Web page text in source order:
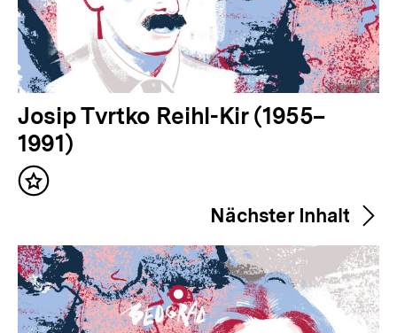
V
o
r
h
r
i
g
Josip Tvrtko Reihl-Kir (1955–
1991)
Inhalt
Nächster Inhalt